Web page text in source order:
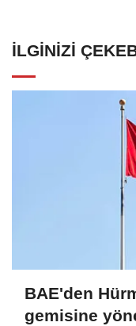
İLGINIZI
BAE'den
gemisine